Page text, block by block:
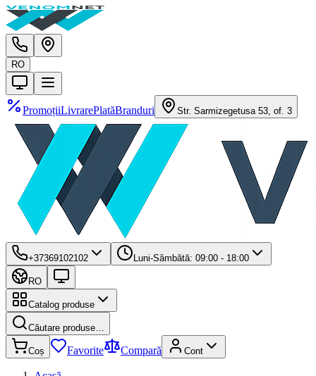
RO
PromoțiiLivrarePlatăBranduri Str. Sarmizegetusa 53, of. 3
+37369102102 Luni-Sâmbătă: 09:00 - 18:00
RO
Catalog produse
Căutare produse…
Coș Favorite Compară Cont